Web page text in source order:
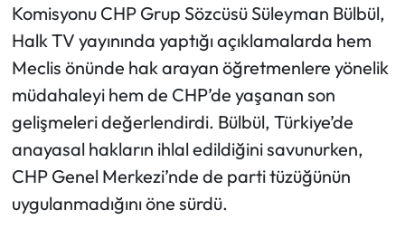
Komisyonu CHP Grup Sözcüsü Süleyman Bülbül,
Halk TV yayınında yaptığı açıklamalarda hem
Meclis önünde hak arayan öğretmenlere yönelik
müdahaleyi hem de CHP’de yaşanan son
gelişmeleri değerlendirdi. Bülbül, Türkiye’de
anayasal hakların ihlal edildiğini savunurken,
CHP Genel Merkezi’nde de parti tüzüğünün
uygulanmadığını öne sürdü.